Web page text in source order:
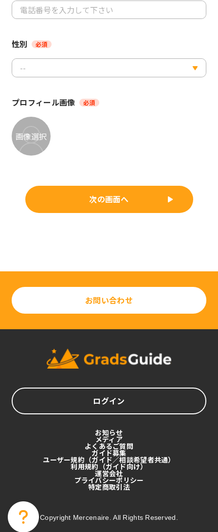
性別 必須
プロフィール画像 必須
画像選択
次の画面へ
お問い合わせ
ログイン
お知らせ
メディア
よくあるご質問
ガイド募集
ユーザー規約（ガイド／相談希望者共通）
利用規約（ガイド向け）
運営会社
プライバシーポリシー
特定商取引法
Copyright Mercenaire. All Rights Reserved.